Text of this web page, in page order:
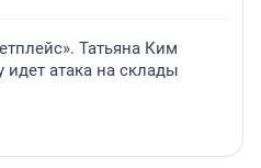
Татьяна Ким
идет атака на склады